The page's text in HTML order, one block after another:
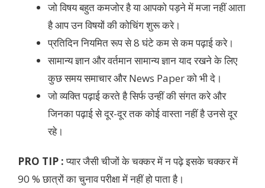
जो विषय बहुत कमजोर है या आपको पड़ने में मजा नहीं आता
है आप उन विषयों की कोचिंग शुरू करे।
प्रतिदिन नियमित रूप से 8 घंटे कम से कम पढ़ाई करे।
सामान्य ज्ञान और वर्तमान सामान्य ज्ञान याद रखने के लिए
कुछ समय समाचार और News Paper को भी दे।
जो व्यक्ति पढ़ाई करते है सिर्फ उन्हीं की संगत करे और
जिनका पढ़ाई से दूर-दूर तक कोई वास्ता नहीं है उनसे दूर
रहे।
PRO TIP :प्यार जैसी चीजों के चक्कर में न पढ़े इसके चक्कर में
90 % छात्रों का चुनाव परीक्षा में नहीं हो पाता है।